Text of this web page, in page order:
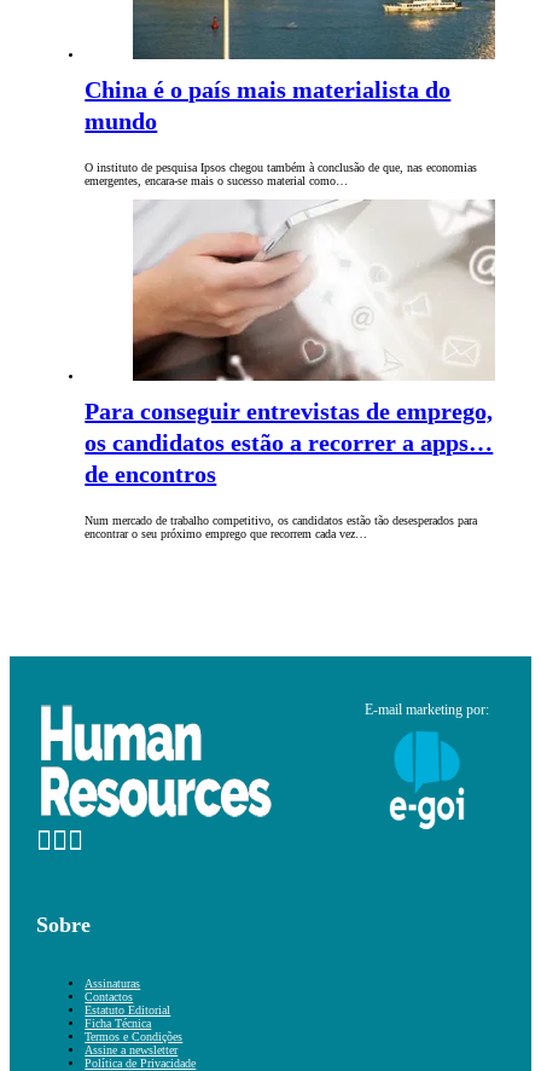
China é o país mais materialista do
mundo
O instituto de pesquisa Ipsos chegou também à conclusão de que, nas economias
emergentes, encara-se mais o sucesso material como…
Para conseguir entrevistas de emprego,
os candidatos estão a recorrer a apps…
de encontros
Num mercado de trabalho competitivo, os candidatos estão tão desesperados para
encontrar o seu próximo emprego que recorrem cada vez…
E-mail marketing por:
Sobre
Assinaturas
Contactos
Estatuto Editorial
Ficha Técnica
Termos e Condições
Assine a newsletter
Política de Privacidade